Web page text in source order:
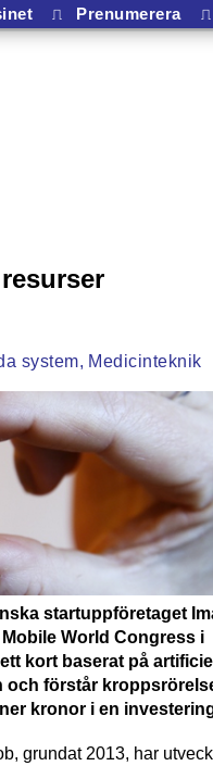
⎍ Prenumerera ⎍
system, Medicinteknik
startuppföretaget
World Congress i
kort baserat på artificiell
och förstår
kronor i en
grundat 2013, har